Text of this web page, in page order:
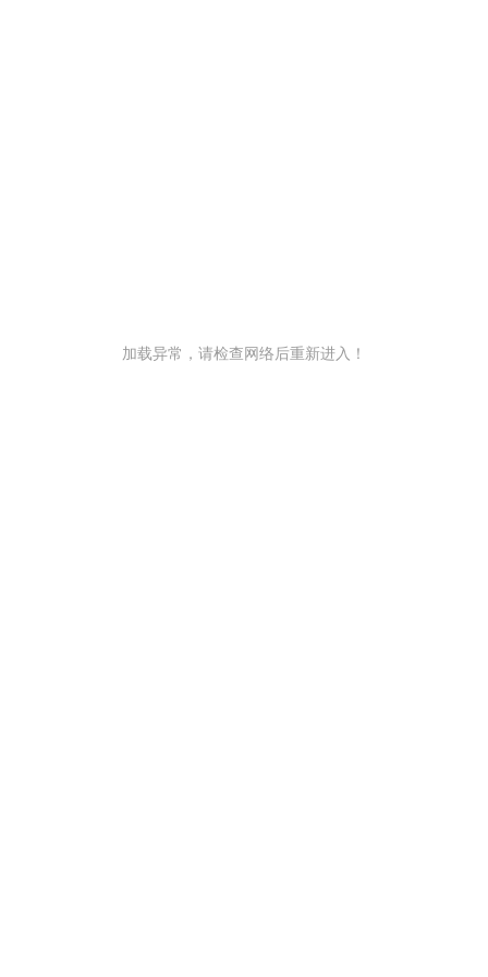
加载异常，请检查网络后重新进入！